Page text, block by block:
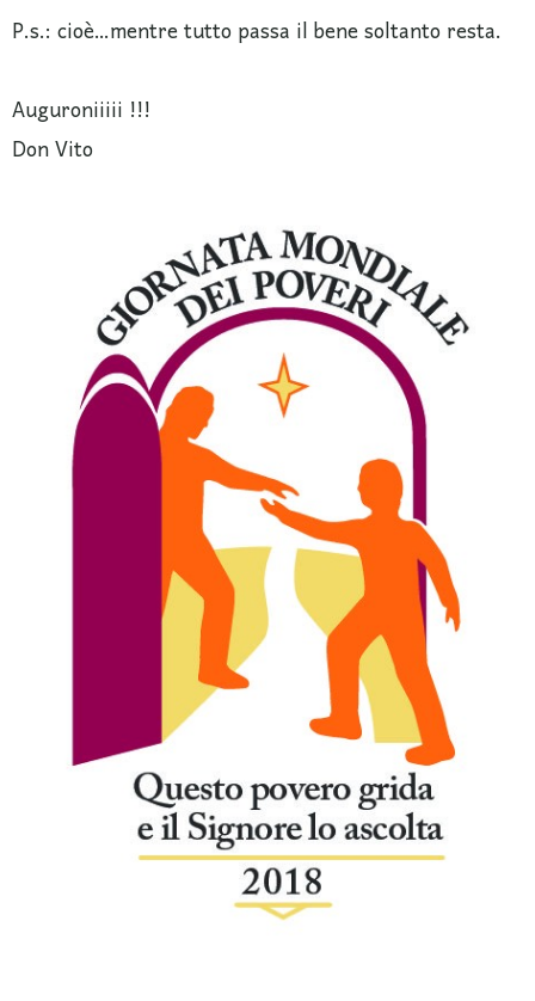
P.s.: cioè…mentre tutto passa il bene soltanto resta.
Auguroniiiii !!!
Don Vito